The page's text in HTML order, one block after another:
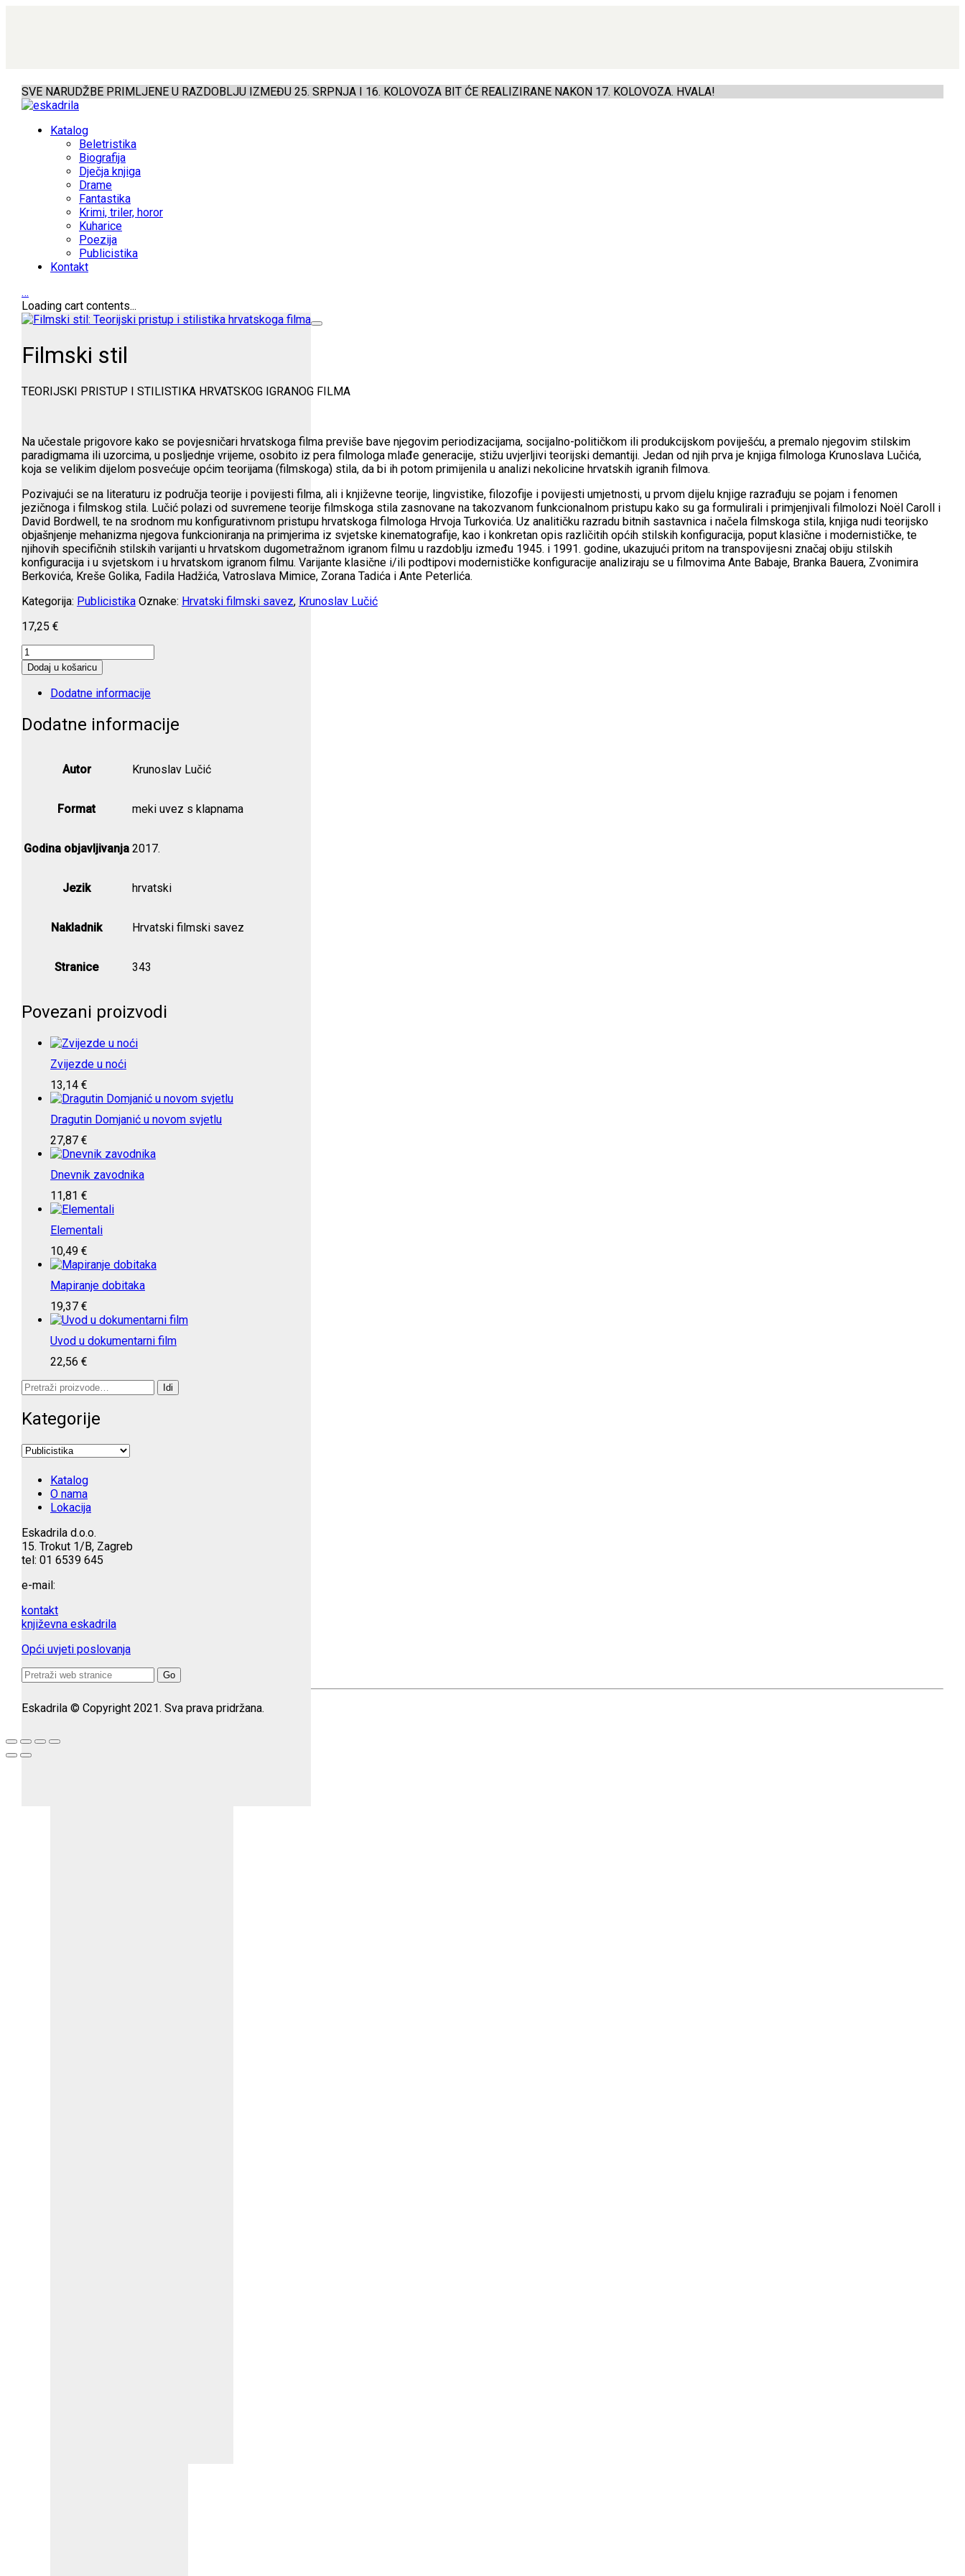
SVE NARUDŽBE PRIMLJENE U RAZDOBLJU IZMEĐU 25. SRPNJA I 16. KOLOVOZA BIT ĆE REALIZIRANE NAKON 17. KOLOVOZA. HVALA!
Katalog
Beletristika
Biografija
Dječja knjiga
Drame
Fantastika
Krimi, triler, horor
Kuharice
Poezija
Publicistika
Kontakt
…
Loading cart contents...
Filmski stil
TEORIJSKI PRISTUP I STILISTIKA HRVATSKOG IGRANOG FILMA
Na učestale prigovore kako se povjesničari hrvatskoga filma previše bave njegovim periodizacijama, socijalno-političkom ili produkcijskom poviješću, a premalo njegovim stilskim
paradigmama ili uzorcima, u posljednje vrijeme, osobito iz pera filmologa mlađe generacije, stižu uvjerljivi teorijski demantiji. Jedan od njih prva je knjiga filmologa Krunoslava Lučića,
koja se velikim dijelom posvećuje općim teorijama (filmskoga) stila, da bi ih potom primijenila u analizi nekolicine hrvatskih igranih filmova.
Pozivajući se na literaturu iz područja teorije i povijesti filma, ali i književne teorije, lingvistike, filozofije i povijesti umjetnosti, u prvom dijelu knjige razrađuju se pojam i fenomen
jezičnoga i filmskog stila. Lučić polazi od suvremene teorije filmskoga stila zasnovane na takozvanom funkcionalnom pristupu kako su ga formulirali i primjenjivali filmolozi Noël Caroll i
David Bordwell, te na srodnom mu konfigurativnom pristupu hrvatskoga filmologa Hrvoja Turkovića. Uz analitičku razradu bitnih sastavnica i načela filmskoga stila, knjiga nudi teorijsko
objašnjenje mehanizma njegova funkcioniranja na primjerima iz svjetske kinematografije, kao i konkretan opis različitih općih stilskih konfiguracija, poput klasične i modernističke, te
njihovih specifičnih stilskih varijanti u hrvatskom dugometražnom igranom filmu u razdoblju između 1945. i 1991. godine, ukazujući pritom na transpovijesni značaj obiju stilskih
konfiguracija i u svjetskom i u hrvatskom igranom filmu. Varijante klasične i/ili podtipovi modernističke konfiguracije analiziraju se u filmovima Ante Babaje, Branka Bauera, Zvonimira
Berkovića, Kreše Golika, Fadila Hadžića, Vatroslava Mimice, Zorana Tadića i Ante Peterlića.
Kategorija: Publicistika Oznake: Hrvatski filmski savez, Krunoslav Lučić
17,25 €
Filmski
stil
količina
Dodaj u košaricu
Dodatne informacije
Dodatne informacije
Autor Krunoslav Lučić
Format meki uvez s klapnama
Godina objavljivanja 2017.
Jezik hrvatski
Nakladnik Hrvatski filmski savez
Stranice 343
Povezani proizvodi
Zvijezde u noći
13,14 €
Dragutin Domjanić u novom svjetlu
27,87 €
Dnevnik zavodnika
11,81 €
Elementali
10,49 €
Mapiranje dobitaka
19,37 €
Uvod u dokumentarni film
22,56 €
Pretraži:
Idi
Kategorije
Katalog
O nama
Lokacija
Eskadrila d.o.o.
15. Trokut 1/B, Zagreb
tel: 01 6539 645
e-mail:
kontakt
književna eskadrila
Opći uvjeti poslovanja
Search
Eskadrila © Copyright 2021. Sva prava pridržana.